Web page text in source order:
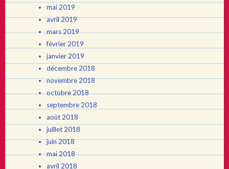
mai 2019
avril 2019
mars 2019
février 2019
janvier 2019
décembre 2018
novembre 2018
octobre 2018
septembre 2018
août 2018
juillet 2018
juin 2018
mai 2018
avril 2018